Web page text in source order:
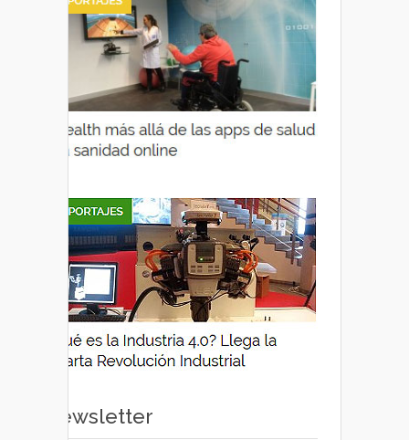
Newsletter